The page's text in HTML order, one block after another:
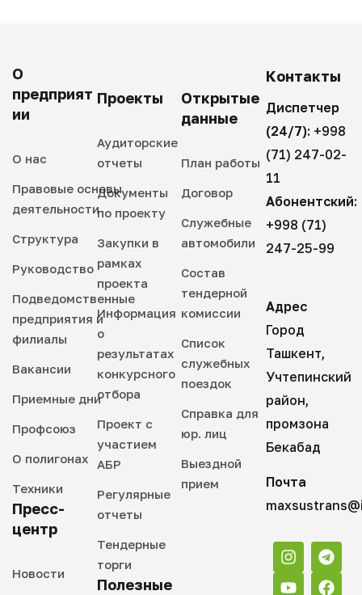
О
предприят
ии
О нас
Правовые основы
деятельности
Структура
Руководство
Подведомственные
предприятия и
филиалы
Вакансии
Приемные дни
Профсоюз
О полигонах
Техники
Пресс-
центр
Новости
Проекты
Аудиторские
отчеты
Документы
по проекту
Закупки в
рамках
проекта
Информация
о
результатах
конкурсного
отбора
Проект с
участием
АБР
Регулярные
отчеты
Тендерные
торги
Полезные
Открытые
данные
План работы
Договор
Служебные
автомобили
Состав
тендерной
комиссии
Список
служебных
поездок
Справка для
юр. лиц
Выездной
прием
Контакты
Диспетчер
(24/7): +998
(71) 247-02-
11
Абонентский:
+998 (71)
247-25-99
Адрес
Город
Ташкент,
Учтепинский
район,
промзона
Бекабад
Почта